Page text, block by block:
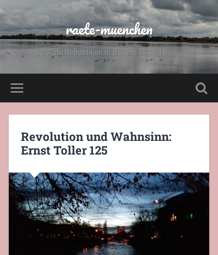
raete-muenchen
Räte-Republiken in Bayern 1918-19 -
Revolution und Wahnsinn:
Ernst Toller 125